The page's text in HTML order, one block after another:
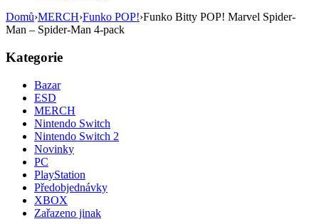
Domů›MERCH›Funko POP!›Funko Bitty POP! Marvel Spider-
Man – Spider-Man 4-pack
Kategorie
Bazar
ESD
MERCH
Nintendo Switch
Nintendo Switch 2
Novinky
PC
PlayStation
Předobjednávky
XBOX
Zařazeno jinak